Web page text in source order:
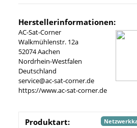
Herstellerinformationen:
AC-Sat-Corner
Walkmühlenstr. 12a
52074 Aachen
Nordrhein-Westfalen
Deutschland
service@ac-sat-corner.de
https://www.ac-sat-corner.de
Produktart: